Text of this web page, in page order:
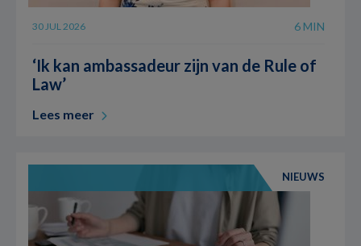
30 JUL 2026 6 MIN
‘Ik kan ambassadeur zijn van de Rule of
Law’
Lees meer
NIEUWS